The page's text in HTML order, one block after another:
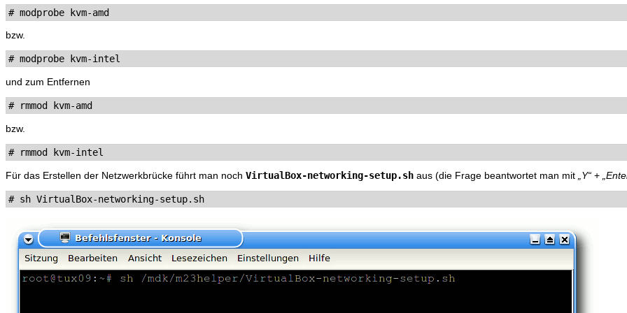
bzw.
und zum Entfernen
bzw.
Für das Erstellen der Netzwerkbrücke führt man noch VirtualBox-networking-setup.sh aus (die Frage beantwortet man mit „Y“ +